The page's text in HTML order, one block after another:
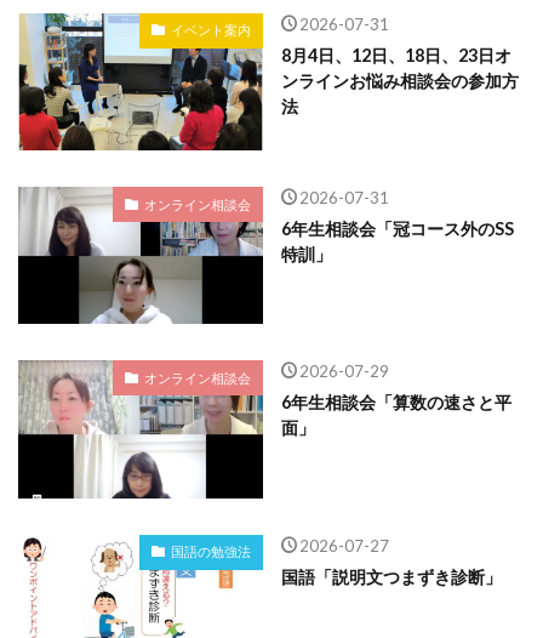
イベント案内 2026-07-31
8月4日、12日、18日、23日オ
ンラインお悩み相談会の参加方
法
オンライン相談会 2026-07-31
6年生相談会「冠コース外のSS
特訓」
オンライン相談会 2026-07-29
6年生相談会「算数の速さと平
面」
国語の勉強法 2026-07-27
国語「説明文つまずき診断」